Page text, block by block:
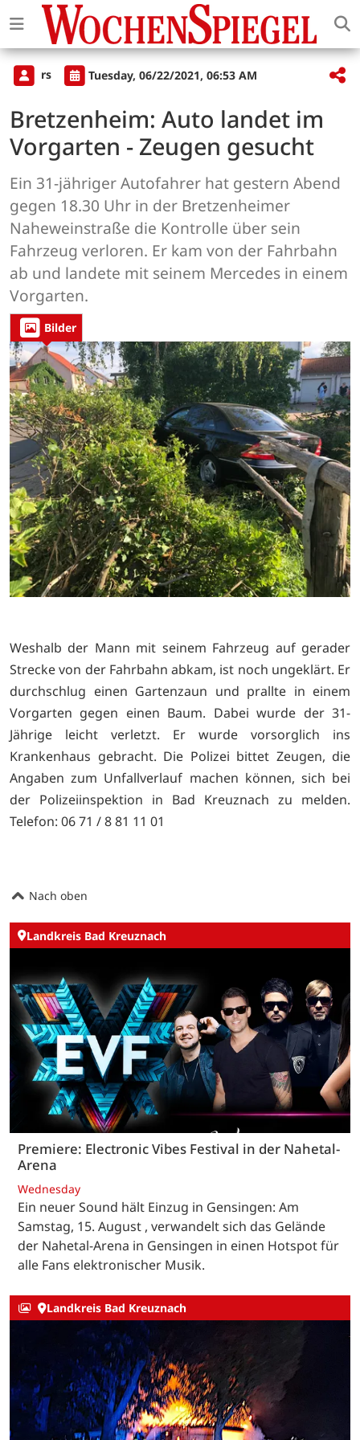
rs Tuesday, 06/22/2021, 06:53 AM
Bretzenheim: Auto landet im
Vorgarten - Zeugen gesucht
Ein 31-jähriger Autofahrer hat gestern Abend
gegen 18.30 Uhr in der Bretzenheimer
Naheweinstraße die Kontrolle über sein
Fahrzeug verloren. Er kam von der Fahrbahn
ab und landete mit seinem Mercedes in einem
Vorgarten.
Bilder
Weshalb der Mann mit seinem Fahrzeug auf gerader
Strecke von der Fahrbahn abkam, ist noch ungeklärt. Er
durchschlug einen Gartenzaun und prallte in einem
Vorgarten gegen einen Baum. Dabei wurde der 31-
Jährige leicht verletzt. Er wurde vorsorglich ins
Krankenhaus gebracht. Die Polizei bittet Zeugen, die
Angaben zum Unfallverlauf machen können, sich bei
der Polizeiinspektion in Bad Kreuznach zu melden.
Telefon: 06 71 / 8 81 11 01
Nach oben
Landkreis Bad Kreuznach
Premiere: Electronic Vibes Festival in der Nahetal-
Arena
Wednesday
Ein neuer Sound hält Einzug in Gensingen: Am
Samstag, 15. August , verwandelt sich das Gelände
der Nahetal-Arena in Gensingen in einen Hotspot für
alle Fans elektronischer Musik.
Landkreis Bad Kreuznach